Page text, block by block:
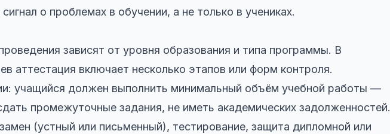
о проблемах в обучении, а не только в учениках.
зависят от уровня образования и типа программы. В
аттестация включает несколько этапов или форм контроля.
учащийся должен выполнить минимальный объём учебной работы —
промежуточные задания, не иметь академических задолженностей.
(устный или письменный), тестирование, защита дипломной или